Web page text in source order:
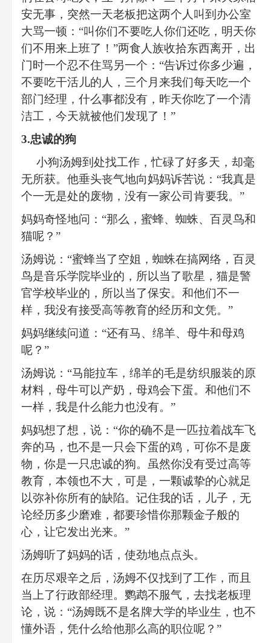
安无事，突然一天老板把这两个人叫到办公室
大骂一顿： “叫你们不要吃人你们还吃，明天你
们不用来上班了！ ”两食人族收拾东西离开，出
门时一个忍不住骂另一个： “告诉过你多少遍，
不要吃干活儿的人，三个月来我们每天吃一个
部门经理，什么事都没有，昨天你吃了一个清
洁工，今天就被他们发现了！ ”
3.忠诚的狗
小狗汤姆到处找工作，忙碌了好多天，却毫
无所获。他垂头丧气地向妈妈诉苦说： “我真是
个一无是处的废物，没有一家公司肯要我。 ”
妈妈奇怪地问： “那么，蜜蜂、蜘蛛、百灵鸟和
猫呢？ ”
汤姆说： “蜜蜂当了空姐，蜘蛛在搞网络，百灵
鸟是音乐学院毕业的，所以当了歌星，猫是警
官学校毕业的，所以当了保安。和他们不一
样，我没有接受高等教育的经历和文凭。 ”
妈妈继续问道： “还有马、绵羊、母牛和母鸡
呢？ ”
汤姆说： “马能拉车，绵羊的毛是纺织服装的原
材料，母牛可以产奶，母鸡会下蛋。和他们不
一样，我是什么能力也没有。 ”
妈妈想了想，说： “你的确不是一匹拉着战车飞
奔的马，也不是一只会下蛋的鸡，可你不是废
物，你是一只忠诚的狗。虽然你没有受过高等
教育，本领也不大，可是，一颗诚挚的心就足
以弥补你所有的缺陷。记住我的话，儿子，无
论经历多少磨难，都要珍惜你那颗金子般的
心，让它发出光来。 ”
汤姆听了妈妈的话，使劲地点点头。
在历尽艰辛之后，汤姆不仅找到了工作，而且
当上了行政部经理。鹦鹉不服气，去找老板理
论，说： “汤姆既不是名牌大学的毕业生，也不
懂外语，凭什么给他那么高的职位呢？ ”